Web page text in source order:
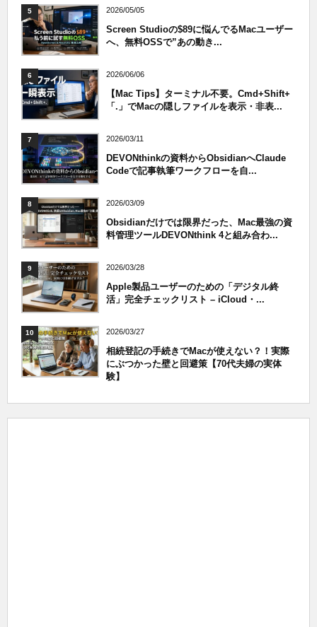
5 2026/05/05
Screen Studioの$89に悩んでるMacユーザー
へ、無料OSSで”あの動き...
6 2026/06/06
【Mac Tips】ターミナル不要。Cmd+Shift+
「.」でMacの隠しファイルを表示・非表...
7 2026/03/11
DEVONthinkの資料からObsidianへClaude
Codeで記事執筆ワークフローを自...
8 2026/03/09
Obsidianだけでは限界だった、Mac最強の資
料管理ツールDEVONthink 4と組み合わ...
9 2026/03/28
Apple製品ユーザーのための「デジタル終
活」完全チェックリスト – iCloud・...
10 2026/03/27
相続登記の手続きでMacが使えない？！実際
にぶつかった壁と回避策【70代夫婦の実体
験】